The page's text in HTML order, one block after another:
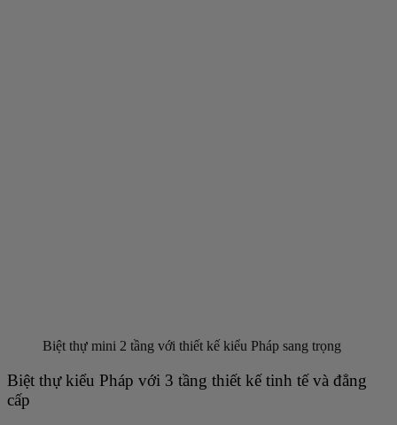
Biệt thự mini 2 tầng với thiết kế kiểu Pháp sang trọng
Biệt thự kiểu Pháp với 3 tầng thiết kế tinh tế và đẳng
cấp